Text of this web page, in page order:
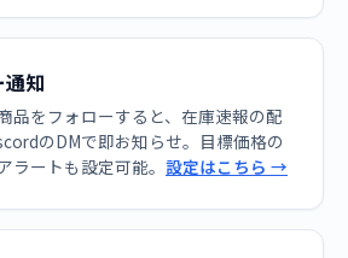
通知
品をフォローすると、在庫速報の配
のDMで即お知らせ。目標価格の
ラートも設定可能。 設定はこちら →